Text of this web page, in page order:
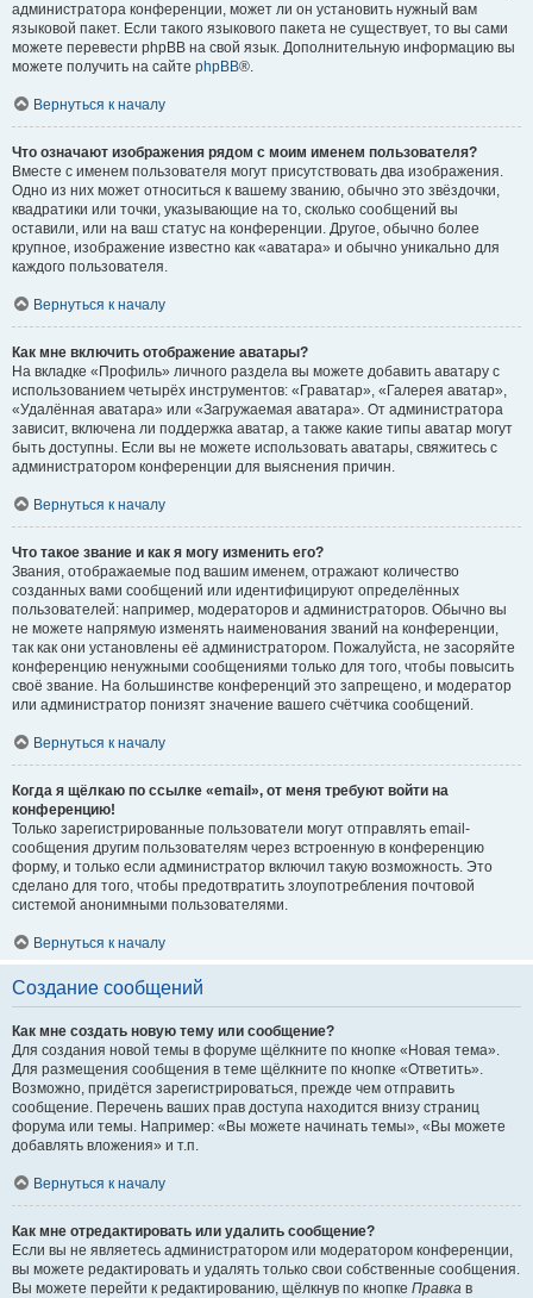
администратора конференции, может ли он установить нужный вам
языковой пакет. Если такого языкового пакета не существует, то вы сами
можете перевести phpBB на свой язык. Дополнительную информацию вы
можете получить на сайте phpBB®.
Вернуться к началу
Что означают изображения рядом с моим именем пользователя?
Вместе с именем пользователя могут присутствовать два изображения.
Одно из них может относиться к вашему званию, обычно это звёздочки,
квадратики или точки, указывающие на то, сколько сообщений вы
оставили, или на ваш статус на конференции. Другое, обычно более
крупное, изображение известно как «аватара» и обычно уникально для
каждого пользователя.
Вернуться к началу
Как мне включить отображение аватары?
На вкладке «Профиль» личного раздела вы можете добавить аватару с
использованием четырёх инструментов: «Граватар», «Галерея аватар»,
«Удалённая аватара» или «Загружаемая аватара». От администратора
зависит, включена ли поддержка аватар, а также какие типы аватар могут
быть доступны. Если вы не можете использовать аватары, свяжитесь с
администратором конференции для выяснения причин.
Вернуться к началу
Что такое звание и как я могу изменить его?
Звания, отображаемые под вашим именем, отражают количество
созданных вами сообщений или идентифицируют определённых
пользователей: например, модераторов и администраторов. Обычно вы
не можете напрямую изменять наименования званий на конференции,
так как они установлены её администратором. Пожалуйста, не засоряйте
конференцию ненужными сообщениями только для того, чтобы повысить
своё звание. На большинстве конференций это запрещено, и модератор
или администратор понизят значение вашего счётчика сообщений.
Вернуться к началу
Когда я щёлкаю по ссылке «email», от меня требуют войти на
конференцию!
Только зарегистрированные пользователи могут отправлять email-
сообщения другим пользователям через встроенную в конференцию
форму, и только если администратор включил такую возможность. Это
сделано для того, чтобы предотвратить злоупотребления почтовой
системой анонимными пользователями.
Вернуться к началу
Создание сообщений
Как мне создать новую тему или сообщение?
Для создания новой темы в форуме щёлкните по кнопке «Новая тема».
Для размещения сообщения в теме щёлкните по кнопке «Ответить».
Возможно, придётся зарегистрироваться, прежде чем отправить
сообщение. Перечень ваших прав доступа находится внизу страниц
форума или темы. Например: «Вы можете начинать темы», «Вы можете
добавлять вложения» и т.п.
Вернуться к началу
Как мне отредактировать или удалить сообщение?
Если вы не являетесь администратором или модератором конференции,
вы можете редактировать и удалять только свои собственные сообщения.
Вы можете перейти к редактированию, щёлкнув по кнопке Правка в